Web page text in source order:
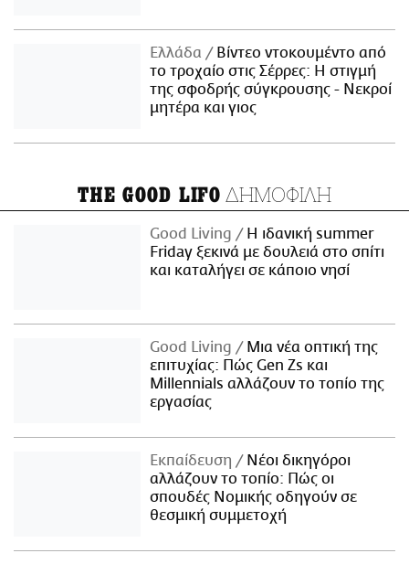
Ελλάδα
Βίντεο ντοκουμέντο από
το τροχαίο στις Σέρρες: Η στιγμή
της σφοδρής σύγκρουσης - Νεκροί
μητέρα και γιος
THE GOOD LIFO ΔΗΜΟΦΙΛΗ
Good Living
Η ιδανική summer
Friday ξεκινά με δουλειά στο σπίτι
και καταλήγει σε κάποιο νησί
Good Living
Μια νέα οπτική της
επιτυχίας: Πώς Gen Zs και
Millennials αλλάζουν το τοπίο της
εργασίας
Εκπαίδευση
Νέοι δικηγόροι
αλλάζουν το τοπίο: Πώς οι
σπουδές Νομικής οδηγούν σε
θεσμική συμμετοχή